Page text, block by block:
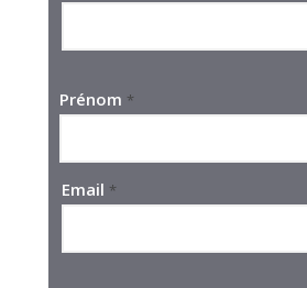
Prénom *
Email *